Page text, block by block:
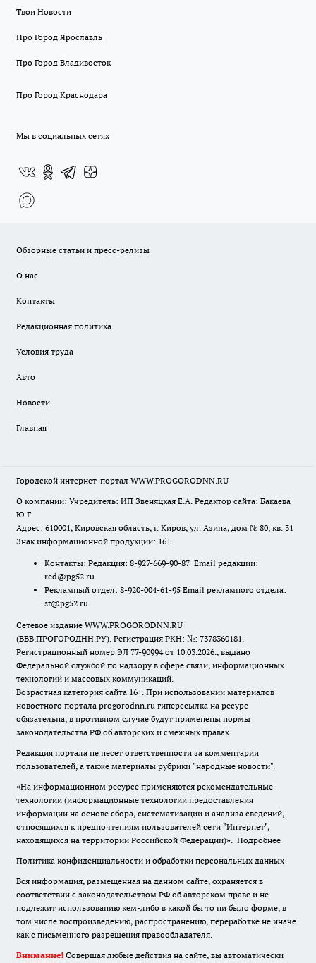
Твои Новости
Про Город Ярославль
Про Город Владивосток
Про Город Краснодара
Мы в социальных сетях
Обзорные статьи и пресс-релизы
О нас
Контакты
Редакционная политика
Условия труда
Авто
Новости
Главная
Городской интернет-портал WWW.PROGORODNN.RU
О компании: Учредитель: ИП Звеняцкая Е.А. Редактор сайта: Бакаева
Ю.Г.
Адрес: 610001, Кировская область, г. Киров, ул. Азина, дом № 80, кв. 31
Знак информационной продукции: 16+
Контакты: Редакция: 8-927-669-90-87 Email редакции:
red@pg52.ru
Рекламный отдел: 8-920-004-61-95 Email рекламного отдела:
st@pg52.ru
Сетевое издание WWW.PROGORODNN.RU
(ВВВ.ПРОГОРОДНН.РУ). Регистрация РКН: №: 7378360181.
Регистрационный номер ЭЛ 77-90994 от 10.03.2026., выдано
Федеральной службой по надзору в сфере связи, информационных
технологий и массовых коммуникаций.
Возрастная категория сайта 16+. При использовании материалов
новостного портала progorodnn.ru гиперссылка на ресурс
обязательна, в противном случае будут применены нормы
законодательства РФ об авторских и смежных правах.
Редакция портала не несет ответственности за комментарии
пользователей, а также материалы рубрики "народные новости".
«На информационном ресурсе применяются рекомендательные
технологии (информационные технологии предоставления
информации на основе сбора, систематизации и анализа сведений,
относящихся к предпочтениям пользователей сети "Интернет",
находящихся на территории Российской Федерации)». Подробнее
Политика конфиденциальности и обработки персональных данных
Вся информация, размещенная на данном сайте, охраняется в
соответствии с законодательством РФ об авторском праве и не
подлежит использованию кем-либо в какой бы то ни было форме, в
том числе воспроизведению, распространению, переработке не иначе
как с письменного разрешения правообладателя.
Внимание! Совершая любые действия на сайте, вы автоматически